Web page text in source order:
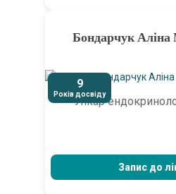
Бондарчук Аліна
9
Років досвіду
Лікар
Запис до